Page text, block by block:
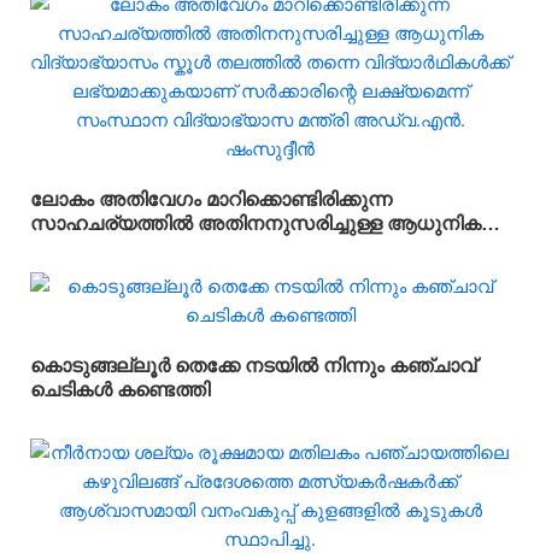
ലോകം അതിവേഗം മാറിക്കൊണ്ടിരിക്കുന്ന
സാഹചര്യത്തിൽ അതിനനുസരിച്ചുള്ള ആധുനിക
വിദ്യാർഥികൾക്ക് ലഭ്യമാക്കുകയാണ് സർക്കാരിന്റെ
ലക്ഷ്യമെന്ന് സംസ്ഥാന വിദ്യാഭ്യാസ മന്ത്രി
അഡ്വ.എൻ. ഷംസുദ്ദീൻ
കൊടുങ്ങല്ലൂർ തെക്കേ നടയിൽ നിന്നും കഞ്ചാവ്
ചെടികൾ കണ്ടെത്തി